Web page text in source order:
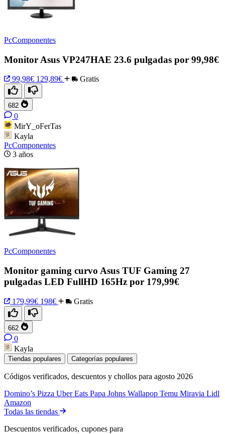
PcComponentes
Monitor Asus VP247HAE 23.6 pulgadas por 99,98€
99,98€ 129,89€ Gratis
682
0
MirY_oFerTas
Kayla
PcComponentes
3 años
PcComponentes
Monitor gaming curvo Asus TUF Gaming 27
pulgadas LED FullHD 165Hz por 179,99€
179,99€ 198€ Gratis
662
0
Kayla
Tiendas populares Categorías populares
Códigos verificados, descuentos y chollos para agosto 2026
Domino’s Pizza Uber Eats Papa Johns Wallapop Temu Miravia Lidl
Amazon
Todas las tiendas
Descuentos verificados, cupones para